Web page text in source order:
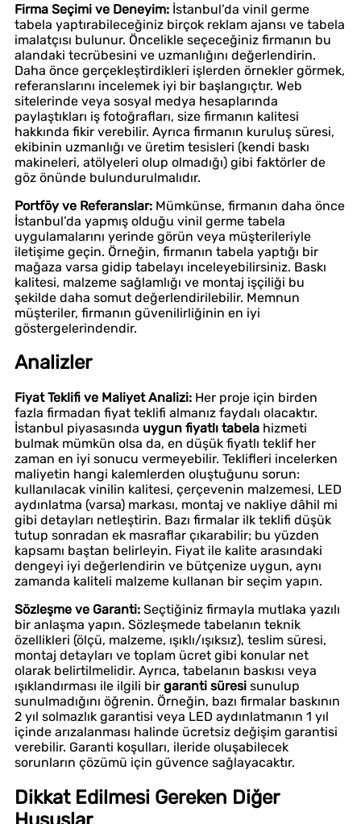
Firma Seçimi ve Deneyim: İstanbul’da vinil germe
tabela yaptırabileceğiniz birçok reklam ajansı ve tabela
imalatçısı bulunur. Öncelikle seçeceğiniz firmanın bu
alandaki tecrübesini ve uzmanlığını değerlendirin.
Daha önce gerçekleştirdikleri işlerden örnekler görmek,
referanslarını incelemek iyi bir başlangıçtır. Web
sitelerinde veya sosyal medya hesaplarında
paylaştıkları iş fotoğrafları, size firmanın kalitesi
hakkında fikir verebilir. Ayrıca firmanın kuruluş süresi,
ekibinin uzmanlığı ve üretim tesisleri (kendi baskı
makineleri, atölyeleri olup olmadığı) gibi faktörler de
göz önünde bulundurulmalıdır.
Portföy ve Referanslar: Mümkünse, firmanın daha önce
İstanbul’da yapmış olduğu vinil germe tabela
uygulamalarını yerinde görün veya müşterileriyle
iletişime geçin. Örneğin, firmanın tabela yaptığı bir
mağaza varsa gidip tabelayı inceleyebilirsiniz. Baskı
kalitesi, malzeme sağlamlığı ve montaj işçiliği bu
şekilde daha somut değerlendirilebilir. Memnun
müşteriler, firmanın güvenilirliğinin en iyi
göstergelerindendir.
Analizler
Fiyat Teklifi ve Maliyet Analizi: Her proje için birden
fazla firmadan fiyat teklifi almanız faydalı olacaktır.
İstanbul piyasasında uygun fiyatlı tabela hizmeti
bulmak mümkün olsa da, en düşük fiyatlı teklif her
zaman en iyi sonucu vermeyebilir. Teklifleri incelerken
maliyetin hangi kalemlerden oluştuğunu sorun:
kullanılacak vinilin kalitesi, çerçevenin malzemesi, LED
aydınlatma (varsa) markası, montaj ve nakliye dâhil mi
gibi detayları netleştirin. Bazı firmalar ilk teklifi düşük
tutup sonradan ek masraflar çıkarabilir; bu yüzden
kapsamı baştan belirleyin. Fiyat ile kalite arasındaki
dengeyi iyi değerlendirin ve bütçenize uygun, aynı
zamanda kaliteli malzeme kullanan bir seçim yapın.
Sözleşme ve Garanti: Seçtiğiniz firmayla mutlaka yazılı
bir anlaşma yapın. Sözleşmede tabelanın teknik
özellikleri (ölçü, malzeme, ışıklı/ışıksız), teslim süresi,
montaj detayları ve toplam ücret gibi konular net
olarak belirtilmelidir. Ayrıca, tabelanın baskısı veya
ışıklandırması ile ilgili bir garanti süresi sunulup
sunulmadığını öğrenin. Örneğin, bazı firmalar baskının
2 yıl solmazlık garantisi veya LED aydınlatmanın 1 yıl
içinde arızalanması halinde ücretsiz değişim garantisi
verebilir. Garanti koşulları, ileride oluşabilecek
sorunların çözümü için güvence sağlayacaktır.
Dikkat Edilmesi Gereken Diğer